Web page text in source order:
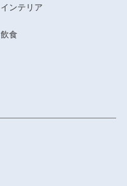
インテリア
飲食